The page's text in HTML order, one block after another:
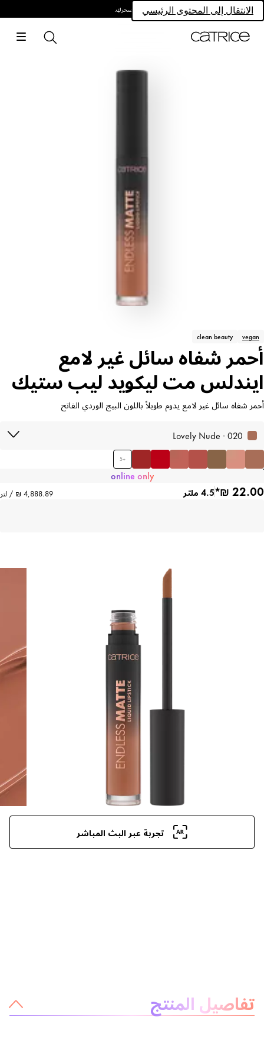
الانتقال إلى المحتوى الرئيسيامتلكي سحركِ.
vegan
clean beauty
أحمر شفاه سائل غير لامع
ايندلس مت ليكويد ليب ستيك
أحمر شفاه سائل غير لامع يدوم طويلاً باللون البيج الوردي الفاتح
020 · Lovely Nude
+
5
online only
4.5 ملتر
تجربة عبر البث المباشر
تفاصيل المنتج